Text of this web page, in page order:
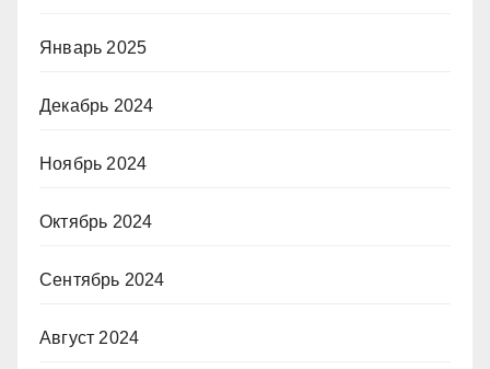
Январь 2025
Декабрь 2024
Ноябрь 2024
Октябрь 2024
Сентябрь 2024
Август 2024